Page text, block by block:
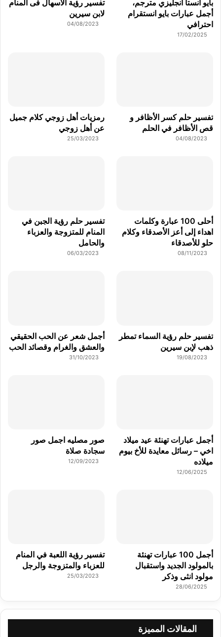
بايو انستا انجليزي مترجم،
أجمل عبارات بايو انستقرام
احترافي
17/02/2025
تفسير رؤية الاسهال فى المنام
لابن سيرين
04/08/2023
تفسير حلم كسر الأظافر و
قص الأظافر في الحلم
04/08/2023
رمزيات أهل زوجي كلام جميل
عن أهل زوجي
25/03/2023
أحلى 100 عبارة وكلمات
اهداء إلى أعز الأصدقاء وكلام
حلو للأصدقاء
08/11/2023
تفسير حلم رؤية الجبن في
المنام للمتزوجة والعزباء
والحامل
06/03/2023
تفسير حلم رؤية السماء تمطر
ذهب لإبن سيرين
19/08/2023
أجمل شعر عن الحب الحقيقي
والعشق والغرام وقصائد الحب
31/10/2023
أجمل عبارات تهنئة عيد ميلاد
اخي – رسائل معايدة للأخ بيوم
ميلاده
12/06/2025
صور مصليه اجمل صور
سجادة صلاة
12/09/2023
أجمل 100 عبارات تهنئة
بالمولود الجديد واستقبال
مولود انثى وذكر
28/06/2025
تفسير رؤية اللعبة في المنام
للعزباء والمتزوجة والرجل
25/03/2023
المقالات المميزة